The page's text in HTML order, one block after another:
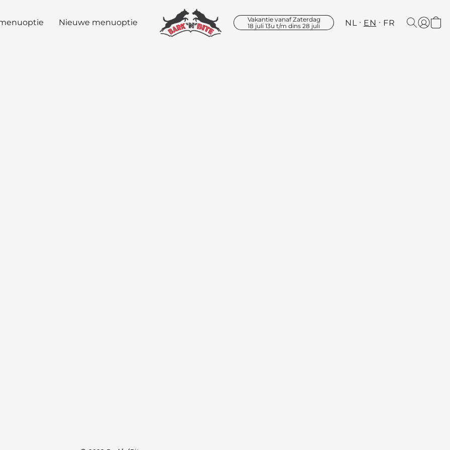
Nieuwe menuoptie
Vakantie vanaf Zaterdag
18 juli 13u t/m dins 28 juli
NL EN FR